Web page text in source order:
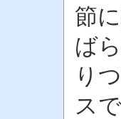
節
ば
り
ス